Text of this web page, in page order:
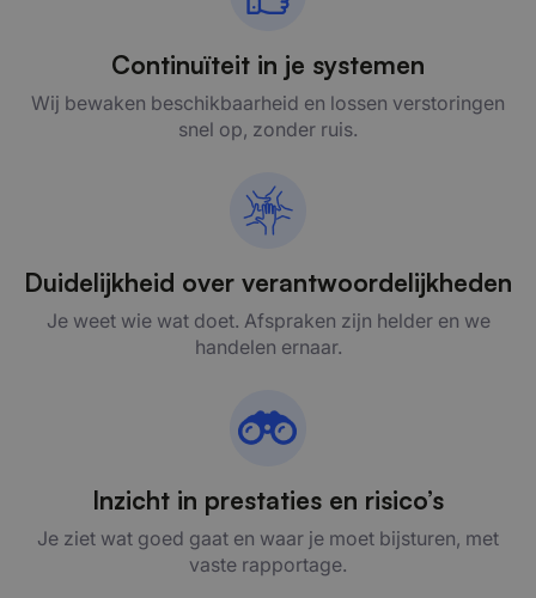
Continuïteit in je systemen
Wij bewaken beschikbaarheid en lossen verstoringen
snel op, zonder ruis.
Duidelijkheid over verantwoordelijkheden
Je weet wie wat doet. Afspraken zijn helder en we
handelen ernaar.
Inzicht in prestaties en risico’s
Je ziet wat goed gaat en waar je moet bijsturen, met
vaste rapportage.